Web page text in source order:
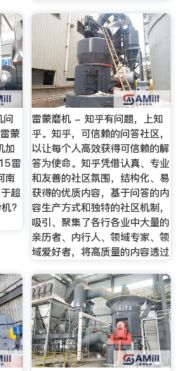
问
蒙
加
雷
南
超
?
雷蒙磨机 - 知乎有问题，上知
乎。知乎，可信赖的问答社区，
以让每个人高效获得可信赖的解
答为使命。知乎凭借认真、专业
和友善的社区氛围，结构化、易
获得的优质内容，基于问答的内
容生产方式和独特的社区机制，
吸引、聚集了各行各业中大量的
亲历者、内行人、领域专家、领
域爱好者，将高质量的内容透过